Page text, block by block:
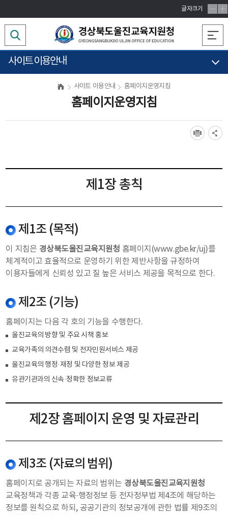
글자크기
사이트 이용안내
사이트 이용안내 홈페이지운영지침
홈페이지운영지침
제1장 총칙
제1조 (목적)
이 지침은 경상북도울진교육지원청 홈페이지(www.gbe.kr/uj)를
체계적이고 효율적으로 운영하기 위한 제반사항을 규정하여
이용자들에게 신뢰성 있고 질 높은 서비스 제공을 목적으로 한다.
제2조 (기능)
홈페이지는 다음 각 호의 기능을 수행한다.
울진교육의 방향 및 주요 시책 홍보
교육가족의 의견수렴 및 전자민원서비스 제공
울진교육의 행정·재정 및 다양한 정보 제공
유관기관과의 신속·정확한 정보교류
제2장 홈페이지 운영 및 자료관리
제3조 (자료의 범위)
홈페이지로 공개되는 자료의 범위는 경상북도울진교육지원청
교육정책과 각종 교육·행정정보 등 전자정부법 제4조에 해당하는
정보를 원칙으로 하되, 공공기관의 정보공개에 관한 법률 제9조의